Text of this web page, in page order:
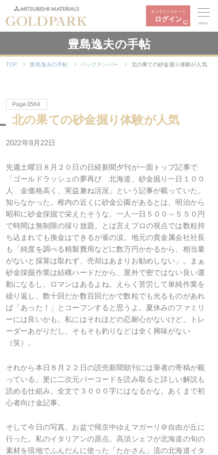
オンライントレード
ログイン
MENU
豊島逸夫の手帖
TOP 豊島逸夫の手帖 バックナンバー 北の果ての砂金掘り体験が人気
Page3564
北の果ての砂金掘り体験が人気
2022年8月22日
先週土曜日８月２０日の日経新聞夕刊が一面トップ記事で
「ゴールドラッシュの夢再び 北海道、砂金掘り一日１００
人 金価格高く、実益兼ね活況」という記事が載っていた。
知らなかった。稚内の近くに砂金公園があるとは。明治から
昭和に砂金採掘で栄えたそうな。一人一日５００～５５０円
で時間は無制限の採り放題。とは言えプロの視点では数粒持
ち込まれても換金はできるが雀の涙。地元の貴金属会社社長
も「純度を調べる精製費用などに数万円かかるから、相当量
がないと採算は取れず、売却はあまりお勧めしない」。まぁ
砂金採掘作業は結構ハードだから、屋外で密ではない良い運
動になるし、ロマンはあるよね。えらく苦労して単純作業を
繰り返し、数十回だか数百回だかで数粒でも光るものがあれ
ば「あった！」とコーフンすると思うよ。夏休みのファミリ
ーには良いかも。私にはそれほどの忍耐心がないけど。トレ
ーダーあがりだし、そもそも釣りなどは全く興味がない
（笑）。
それから本日８月２２日の読売新聞朝刊には筆者の寄稿が載
っている。更に二次元バーコードを読み取ると詳しい解説も
読める仕組み。全文で３０００字にはなるかな。あくまで初
心者向け金記事。
そして今日の写真。お盆で帰京中ゆえマガーリ＠自由が丘に
行った。私のイタリアンの原点。高須シェフが北海道の旬の
素材を現地でふんだんに使った「たかさん」流の北海道イタ